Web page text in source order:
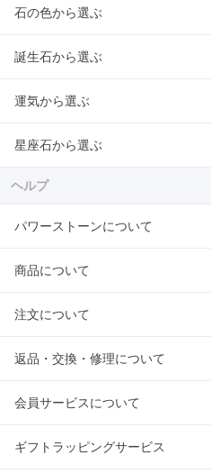
石の色から選ぶ
誕生石から選ぶ
運気から選ぶ
星座石から選ぶ
ヘルプ
パワーストーンについて
商品について
注文について
返品・交換・修理について
会員サービスについて
ギフトラッピングサービス